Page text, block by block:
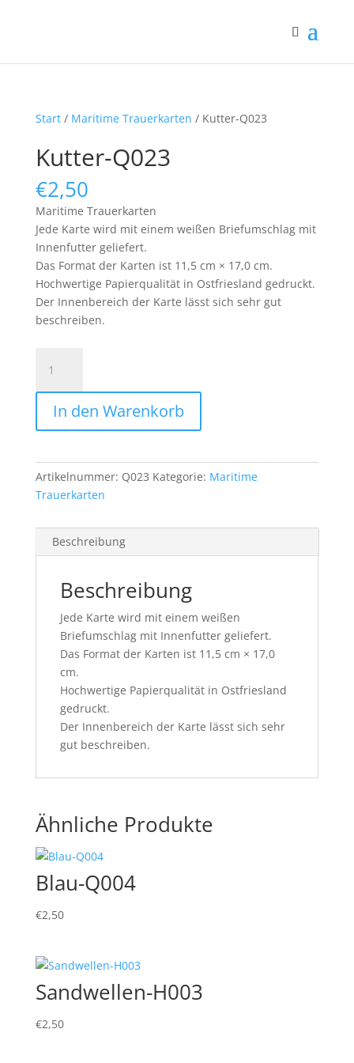
Start/ Maritime Trauerkarten / Kutter-Q023
Kutter-Q023
€2,50
Maritime Trauerkarten
Jede Karte wird mit einem weißen Briefumschlag mit
Innenfutter geliefert.
Das Format der Karten ist 11,5 cm × 17,0 cm.
Hochwertige Papierqualität in Ostfriesland gedruckt.
Der Innenbereich der Karte lässt sich sehr gut
beschreiben.
Q023
Menge
In den Warenkorb
Artikelnummer: Q023 Kategorie: Maritime
Trauerkarten
Beschreibung
Beschreibung
Jede Karte wird mit einem weißen
Briefumschlag mit Innenfutter geliefert.
Das Format der Karten ist 11,5 cm × 17,0
cm.
Hochwertige Papierqualität in Ostfriesland
gedruckt.
Der Innenbereich der Karte lässt sich sehr
gut beschreiben.
Ähnliche Produkte
Blau-Q004
€2,50
Sandwellen-H003
€2,50